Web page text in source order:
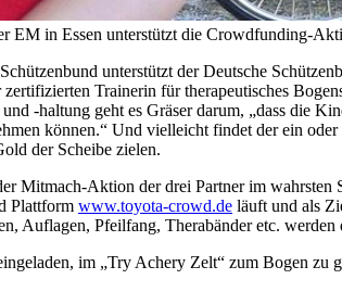
EM in Essen unterstützt die Crowdfunding-
unterstützt der Deutsche
Trainerin für therapeutisches
-haltung geht es Gräser darum, „dass die
können.“ Und vielleicht findet der ein
der Scheibe zielen.
Mitmach-Aktion der drei Partner im
Plattform www.toyota-crowd.de läuft und als
Auflagen, Pfeilfang, Therabänder etc. werden
im „Try Achery Zelt“ zum Bogen